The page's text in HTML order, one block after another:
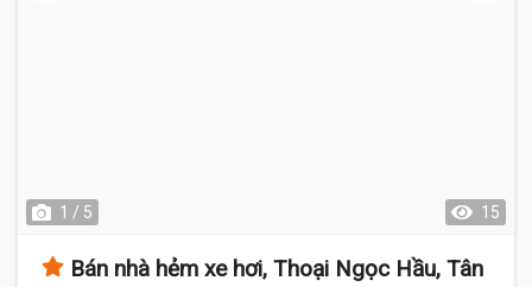
1 / 5 15
Bán nhà hẻm xe hơi, Thoại Ngọc Hầu, Tân